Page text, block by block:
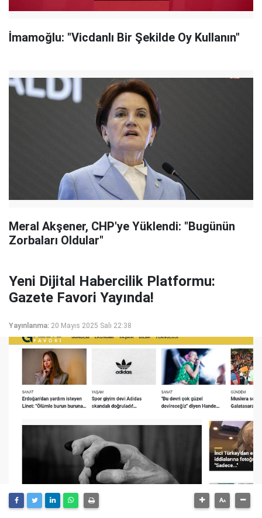
İmamoğlu: "Vicdanlı Bir Şekilde Oy Kullanın"
Meral Akşener, CHP'ye Yüklendi: "Bugünün
Zorbaları Oldular"
Yeni Dijital Habercilik Platformu:
Gazete Favori Yayında!
Yayınlanma: 20 Mayıs 2025 Salı 22:38